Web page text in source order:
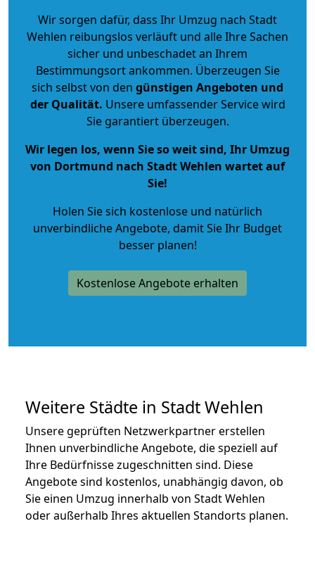
Wir sorgen dafür, dass Ihr Umzug nach Stadt
Wehlen reibungslos verläuft und alle Ihre Sachen
sicher und unbeschadet an Ihrem
Bestimmungsort ankommen. Überzeugen Sie
sich selbst von den günstigen Angeboten und
der Qualität. Unsere umfassender Service wird
Sie garantiert überzeugen.
Wir legen los, wenn Sie so weit sind, Ihr Umzug
von Dortmund nach Stadt Wehlen wartet auf
Sie!
Holen Sie sich kostenlose und natürlich
unverbindliche Angebote, damit Sie Ihr Budget
besser planen!
Kostenlose Angebote erhalten
Weitere Städte in Stadt Wehlen
Unsere geprüften Netzwerkpartner erstellen
Ihnen unverbindliche Angebote, die speziell auf
Ihre Bedürfnisse zugeschnitten sind. Diese
Angebote sind kostenlos, unabhängig davon, ob
Sie einen Umzug innerhalb von Stadt Wehlen
oder außerhalb Ihres aktuellen Standorts planen.